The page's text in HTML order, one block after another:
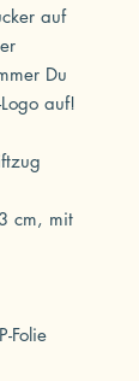
auf
Du
auf!
cm, mit
Folie